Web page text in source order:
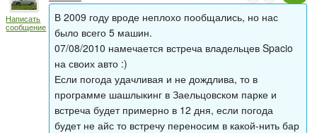
Новости
Написать
сообщение
В 2009 году вроде неплохо пообщались, но нас
было всего 5 машин.
07/08/2010 намечается встреча владельцев Spacio
на своих авто :)
Если погода удачливая и не дождлива, то в
программе шашлыкинг в Заельцовском парке и
встреча будет примерно в 12 дня, если погода
будет не айс то встречу переносим в какой-нить бар